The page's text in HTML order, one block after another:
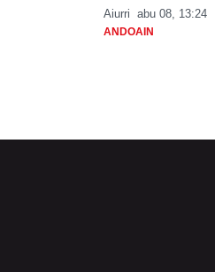
Aiurri abu 08, 13:24
ANDOAIN